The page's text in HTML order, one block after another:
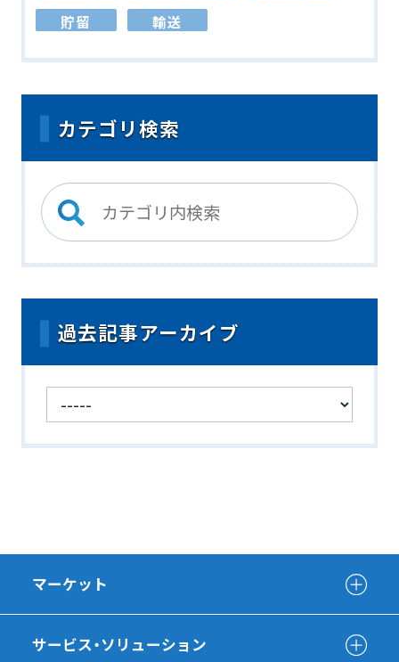
貯留
輸送
カテゴリ検索
過去記事アーカイブ
マーケット
サービス・ソリューション